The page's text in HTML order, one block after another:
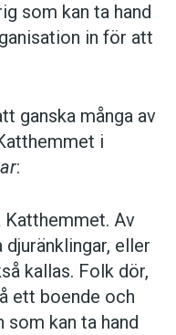
som kan ta hand
in för att
ganska många av
i
:
Katthemmet. Av
djuränklingar, eller
kallas. Folk dör,
ett boende och
som kan ta hand